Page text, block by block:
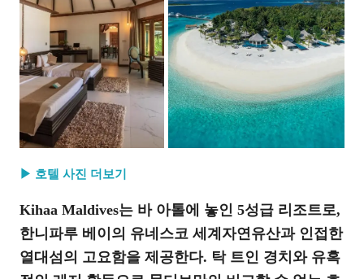
▶ 호텔 사진 더보기
Kihaa Maldives는 바 아톨에 놓인 5성급 리조트로,
한니파루 베이의 유네스코 세계자연유산과 인접한
열대섬의 고요함을 제공한다. 탁 트인 경치와 유혹